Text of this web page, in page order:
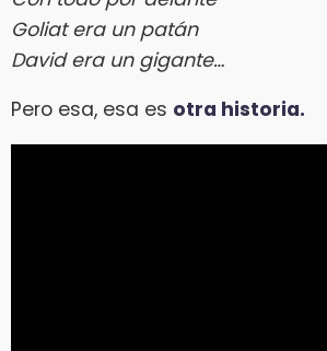
Goliat era un patán
David era un gigante…
Pero esa, esa es otra historia.